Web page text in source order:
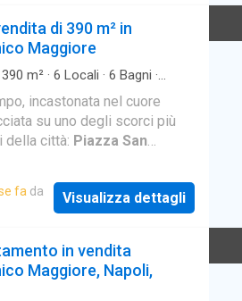
di 390 m² in
Maggiore
390 m² · 6 Locali · 6 Bagni ·
incastonata nel cuore
su uno degli scorci più
della città: Piazza San
si fonde con il fascino
iconici, nasce questa
fa da
Visualizza dettagli
in vendita
Maggiore, Napoli,